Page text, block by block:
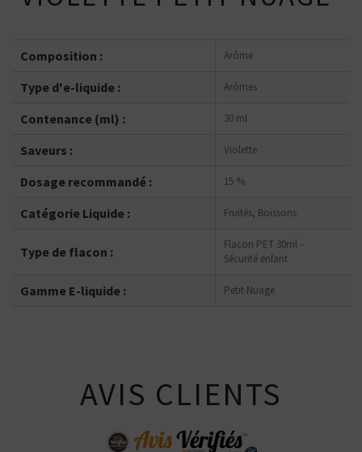
Composition : Arôme
Type d'e-liquide : Arômes
Contenance (ml) : 30 ml
Saveurs : Violette
Dosage recommandé : 15 %
Catégorie Liquide : Fruités, Boissons
Type de flacon :
Flacon PET 30ml -
Sécurité enfant
Gamme E-liquide : Petit Nuage
AVIS CLIENTS